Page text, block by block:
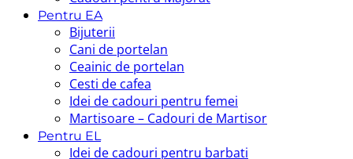
Pentru EA
Bijuterii
Cani de portelan
Ceainic de portelan
Cesti de cafea
Idei de cadouri pentru femei
Martisoare – Cadouri de Martisor
Pentru EL
Idei de cadouri pentru barbati